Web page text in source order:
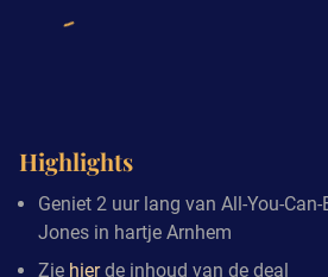
Highlights
Geniet 2 uur lang van All-You-
Jones in hartje Arnhem
Zie hierde inhoud van de deal